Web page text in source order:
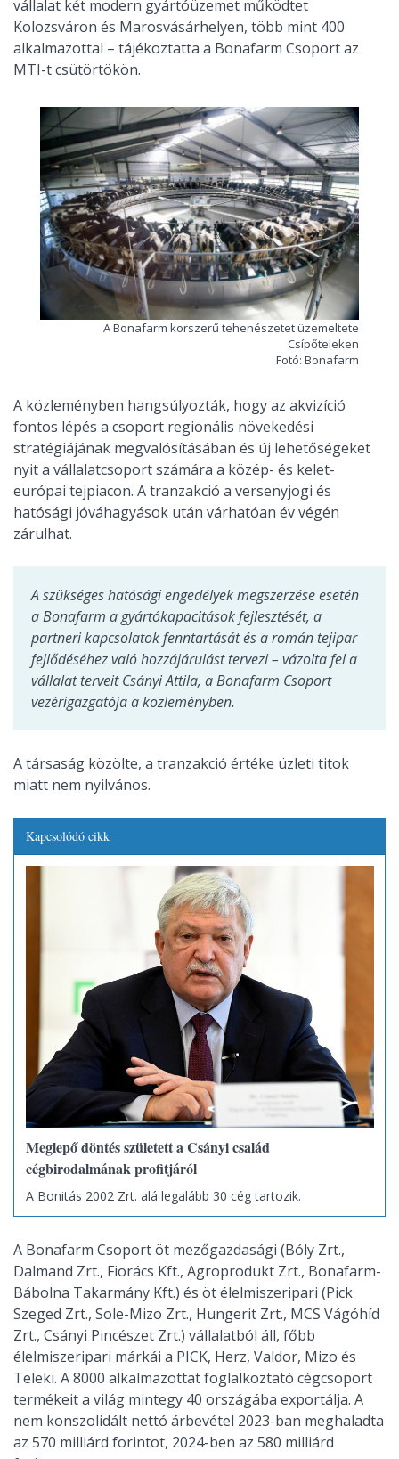
vállalat két modern gyártóüzemet működtet
Kolozsváron és Marosvásárhelyen, több mint 400
alkalmazottal – tájékoztatta a Bonafarm Csoport az
MTI-t csütörtökön.
A Bonafarm korszerű tehenészetet üzemeltete
Csípőteleken
Fotó: Bonafarm
A közleményben hangsúlyozták, hogy az akvizíció
fontos lépés a csoport regionális növekedési
stratégiájának megvalósításában és új lehetőségeket
nyit a vállalatcsoport számára a közép- és kelet-
európai tejpiacon. A tranzakció a versenyjogi és
hatósági jóváhagyások után várhatóan év végén
zárulhat.
A szükséges hatósági engedélyek megszerzése esetén
a Bonafarm a gyártókapacitások fejlesztését, a
partneri kapcsolatok fenntartását és a román tejipar
fejlődéséhez való hozzájárulást tervezi – vázolta fel a
vállalat terveit Csányi Attila, a Bonafarm Csoport
vezérigazgatója a közleményben.
A társaság közölte, a tranzakció értéke üzleti titok
miatt nem nyilvános.
Kapcsolódó cikk
Meglepő döntés született a Csányi család
cégbirodalmának profitjáról
A Bonitás 2002 Zrt. alá legalább 30 cég tartozik.
A Bonafarm Csoport öt mezőgazdasági (Bóly Zrt.,
Dalmand Zrt., Fiorács Kft., Agroprodukt Zrt., Bonafarm-
Bábolna Takarmány Kft.) és öt élelmiszeripari (Pick
Szeged Zrt., Sole-Mizo Zrt., Hungerit Zrt., MCS Vágóhíd
Zrt., Csányi Pincészet Zrt.) vállalatból áll, főbb
élelmiszeripari márkái a PICK, Herz, Valdor, Mizo és
Teleki. A 8000 alkalmazottat foglalkoztató cégcsoport
termékeit a világ mintegy 40 országába exportálja. A
nem konszolidált nettó árbevétel 2023-ban meghaladta
az 570 milliárd forintot, 2024-ben az 580 milliárd